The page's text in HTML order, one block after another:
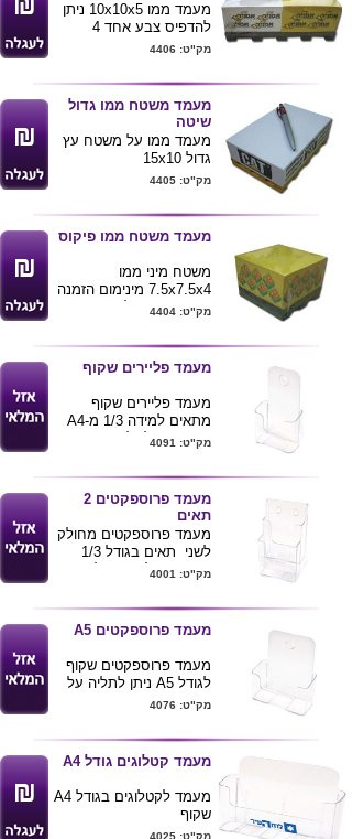
מעמד ממו 10x10x5 ניתן
להדפיס צבע אחד 4
צדדים. מינימום הזמנה
מק"ט: 4406
מעמד משטח ממו גדול
שיטה
מעמד ממו על משטח עץ
גדול 15x10
נייר עד גובה 5 ס"מ
יחי`.
מק"ט: 4405
מעמד משטח ממו פיקוס
משטח מיני ממו
7.5x7.5x4 מינימום הזמנה
300 יחי` ניתן להדפיס צבעמק"ט: 4404
מעמד פליירים שקוף
מעמד פליירים שקוף
מתאים למידה 1/3 מ-A4
עם מקום לתליה .
מק"ט: 4091
מעמד פרוספקטים 2
תאים
מעמד פרוספקטים מחולק
לשני תאים בגודל 1/3
מA4 ניתן להדפיס לוגו ע"גמק"ט: 4001
מעמד פרוספקטים A5
מעמד פרוספקטים שקוף
לגודל A5 ניתן לתליה על
הקיר .
מק"ט: 4076
מעמד קטלוגים גודל A4
מעמד לקטלוגים בגודל A4
שקוף
מק"ט: 4025